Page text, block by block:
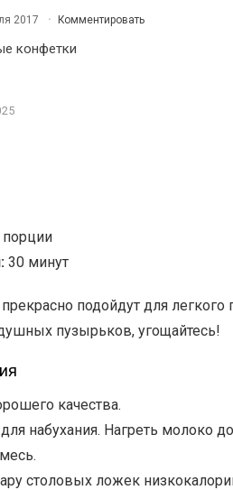
2017 Комментировать
порции
30 минут
подойдут для легкого
пузырьков, угощайтесь!
качества.
набухания. Нагреть молоко
столовых ложек